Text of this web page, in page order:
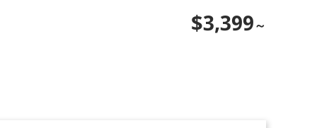
$3,399